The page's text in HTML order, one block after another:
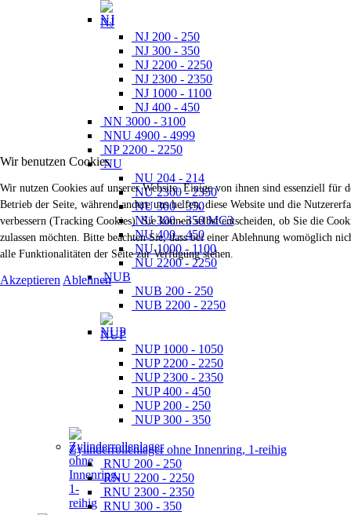
NJ
NJ 200 - 250
NJ 300 - 350
NJ 2200 - 2250
NJ 2300 - 2350
NJ 1000 - 1100
NJ 400 - 450
NN 3000 - 3100
NNU 4900 - 4999
NP 2200 - 2250
NU
NU 204 - 214
NU 2300 - 2350
NU 300 - 350
NU 300 - 350 MC3
NU 400 - 450
NU 1000 - 1100
NU 2200 - 2250
NUB
NUB 200 - 250
NUB 2200 - 2250
NUP
NUP 1000 - 1050
NUP 2200 - 2250
NUP 2300 - 2350
NUP 400 - 450
NUP 200 - 250
NUP 300 - 350
Zylinderrollenlager ohne Innenring, 1-reihig
RNU 200 - 250
RNU 2200 - 2250
RNU 2300 - 2350
RNU 300 - 350
Wir benutzen Cookies
Wir nutzen Cookies auf unserer Website. Einige von ihnen sind essenziell für
Betrieb der Seite, während andere uns helfen, diese Website und die
verbessern (Tracking Cookies). Sie können selbst entscheiden, ob Sie die
zulassen möchten. Bitte beachten Sie, dass bei einer Ablehnung womöglich
alle Funktionalitäten der Seite zur Verfügung stehen.
Akzeptieren Ablehnen